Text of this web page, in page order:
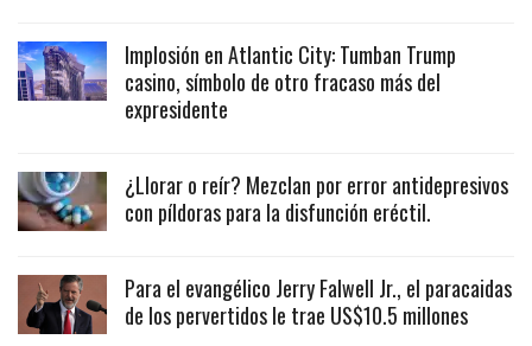
Implosión en Atlantic City: Tumban Trump
casino, símbolo de otro fracaso más del
expresidente
¿Llorar o reír? Mezclan por error antidepresivos
con píldoras para la disfunción eréctil.
Para el evangélico Jerry Falwell Jr., el paracaidas
de los pervertidos le trae US$10.5 millones